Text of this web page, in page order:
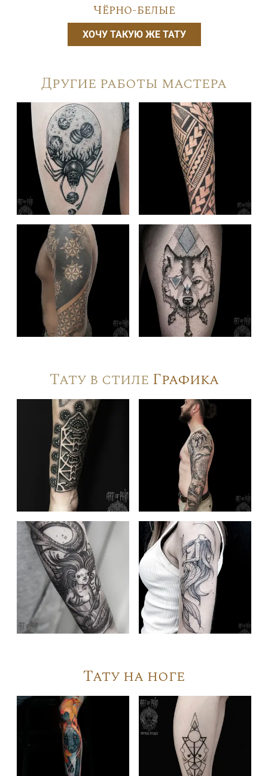
Чёрно-белые
ХОЧУ ТАКУЮ ЖЕ ТАТУ
Другие работы мастера
Тату в стиле Графика
Тату на ноге